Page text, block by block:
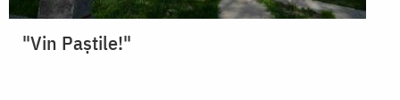
"Vin Paştile!"